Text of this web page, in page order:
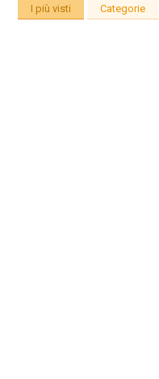
I più visti Categorie